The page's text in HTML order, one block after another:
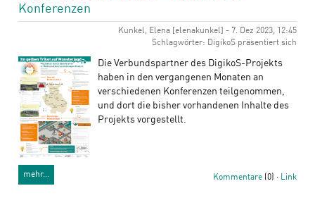
Konferenzen
Kunkel, Elena [elenakunkel] - 7. Dez 2023, 12:45
Schlagwörter: DigikoS präsentiert sich
Die Verbundspartner des DigikoS-Projekts
haben in den vergangenen Monaten an
verschiedenen Konferenzen teilgenommen,
und dort die bisher vorhandenen Inhalte des
Projekts vorgestellt.
mehr… Kommentare (0) · Link